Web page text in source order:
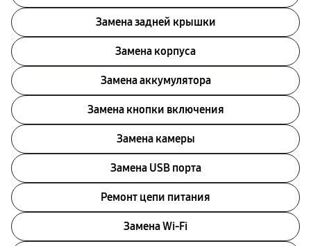
Замена задней крышки
Замена корпуса
Замена аккумулятора
Замена кнопки включения
Замена камеры
Замена USB порта
Ремонт цепи питания
Замена Wi-Fi